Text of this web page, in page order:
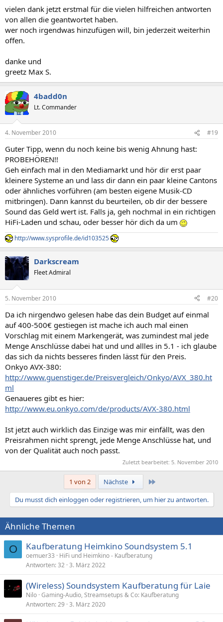
vielen dank jetzt erstmal für die vielen hilfreichen antworten
von allen die geantwortet haben.
wer noch irgendwas hinzufügen will, bin jederzeit weiterhin
offen.
danke und
greetz Max S.
4badd0n
Lt. Commander
4. November 2010 #19
Guter Tipp, wenn du noch keine bis wenig Ahnung hast:
PROBEHÖREN!!
Geh einfach mal in den Mediamarkt und hör dir erst paar
kleinere Systeme an und lass dir dann ein paar kleine Cantons
oder ähnliches vorführen (am besten eigene Musik-CD
mitbringen). Dann kannst du beurteilen, ob dir der bessere
Sound das Geld wert ist. Falls ja, geh nochmal in ein richtigen
HiFi-Laden und schau, oder besser hör dich da um
http://www.sysprofile.de/id103525
Darkscream
Fleet Admiral
5. November 2010 #20
Da ich nirgendwo gelesen habe das dein Budget auf einmal
auf 400-500€ gestiegen ist mache ich auch mal einen
Vorschlag mit einem Markengerät, was zumindest mal jede
Menge Anschlüsse dabei hat und und allles in 5.1 - ich glaube
das sich da nichts besseres finden lässt für den Preis.
Onkyo AVX-380:
http://www.guenstiger.de/Preisvergleich/Onkyo/AVX_380.ht
ml
Genaueres gibt es hier:
http://www.eu.onkyo.com/de/products/AVX-380.html
Ist jetzt auch wirklich das Einzige was mir einfällt, was den
Preisrahmen nicht sprengt, jede Menge Anschlüsse hat, und
von der Qualität auch noch passt.
Zuletzt bearbeitet: 5. November 2010
1 von 2 Nächste
Du musst dich einloggen oder registrieren, um hier zu antworten.
Ähnliche Themen
O Kaufberatung Heimkino Soundsystem 5.1
oemuer33
HiFi und Heimkino - Kaufberatung
Antworten 32 3. März 2022
(Wireless) Soundsystem Kaufberatung für Laie
Nilo Gaming-Audio, Streamsetups & Co: Kaufberatung
Antworten 29 3. März 2020